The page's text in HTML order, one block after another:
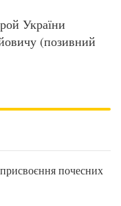
України
(позивний
почесних